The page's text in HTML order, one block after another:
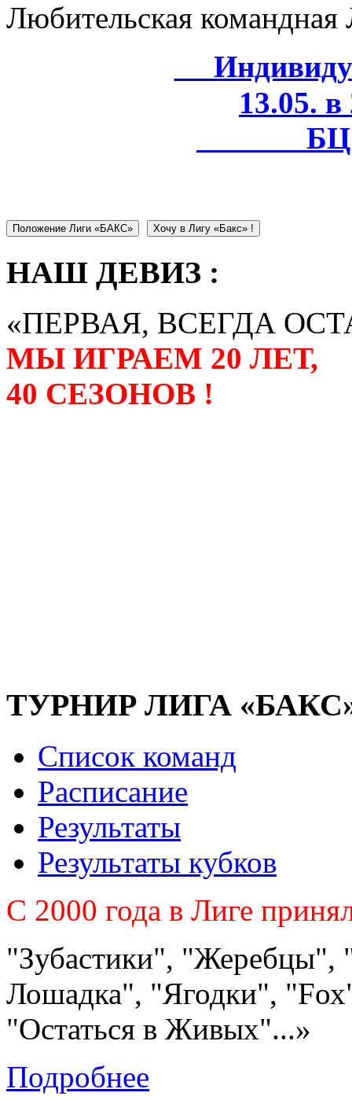
Любительская
13.05.
БЦ
Положение Лиги «БАКС» Хочу в Лигу «Бакс» !
НАШ ДЕВИЗ :
«ПЕРВАЯ, ВСЕГДА
МЫ ИГРАЕМ 20 ЛЕТ,
40 СЕЗОНОВ !
ТУРНИР ЛИГА
Список команд
Расписание
Результаты
Результаты кубков
C 2000 года в Лиге
"Зубастики", "Жеребцы",
Лошадка", "Ягодки",
"Остаться в Живых"...»
Подробнее